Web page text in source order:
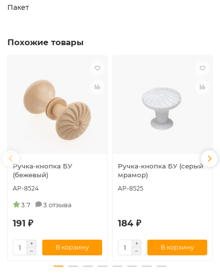
Пакет
Похожие товары
Ручка-кнопка БУ
(бежевый)
AP-8524
3.7 3 отзыва
191 ₽
В корзину
Ручка-кнопка БУ (серый
мрамор)
AP-8525
184 ₽
В корзину